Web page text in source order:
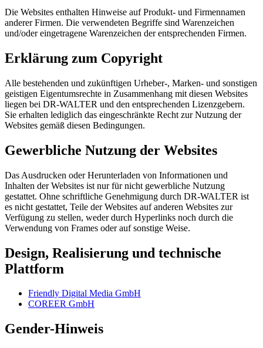
Die Websites enthalten Hinweise auf Produkt- und Firmennamen
anderer Firmen. Die verwendeten Begriffe sind Warenzeichen
und/oder eingetragene Warenzeichen der entsprechenden Firmen.
Erklärung zum Copyright
Alle bestehenden und zukünftigen Urheber-, Marken- und sonstigen
geistigen Eigentumsrechte in Zusammenhang mit diesen Websites
liegen bei DR-WALTER und den entsprechenden Lizenzgebern.
Sie erhalten lediglich das eingeschränkte Recht zur Nutzung der
Websites gemäß diesen Bedingungen.
Gewerbliche Nutzung der Websites
Das Ausdrucken oder Herunterladen von Informationen und
Inhalten der Websites ist nur für nicht gewerbliche Nutzung
gestattet. Ohne schriftliche Genehmigung durch DR-WALTER ist
es nicht gestattet, Teile der Websites auf anderen Websites zur
Verfügung zu stellen, weder durch Hyperlinks noch durch die
Verwendung von Frames oder auf sonstige Weise.
Design, Realisierung und technische
Plattform
Friendly Digital Media GmbH
COREER GmbH
Gender-Hinweis